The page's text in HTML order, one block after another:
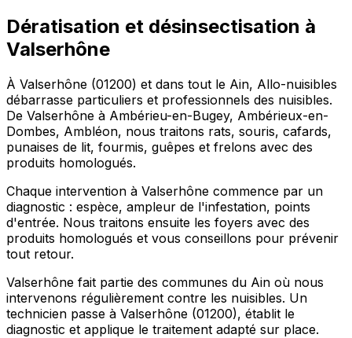
Dératisation et désinsectisation à
Valserhône
À Valserhône (01200) et dans tout le Ain, Allo-nuisibles
débarrasse particuliers et professionnels des nuisibles.
De Valserhône à Ambérieu-en-Bugey, Ambérieux-en-
Dombes, Ambléon, nous traitons rats, souris, cafards,
punaises de lit, fourmis, guêpes et frelons avec des
produits homologués.
Chaque intervention à Valserhône commence par un
diagnostic : espèce, ampleur de l'infestation, points
d'entrée. Nous traitons ensuite les foyers avec des
produits homologués et vous conseillons pour prévenir
tout retour.
Valserhône fait partie des communes du Ain où nous
intervenons régulièrement contre les nuisibles. Un
technicien passe à Valserhône (01200), établit le
diagnostic et applique le traitement adapté sur place.